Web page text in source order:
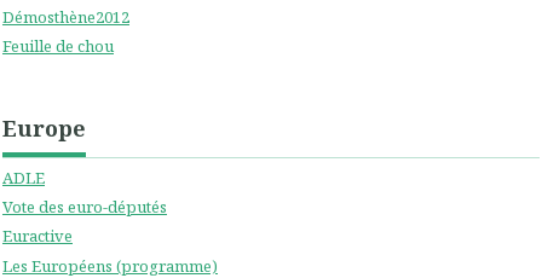
Démosthène2012
Feuille de chou
Europe
ADLE
Vote des euro-députés
Euractive
Les Européens (programme)